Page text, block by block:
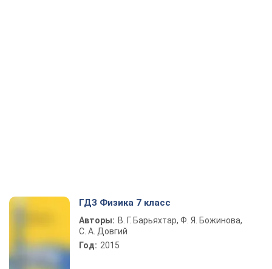
ГДЗ Физика 7 класс
Авторы: В. Г. Барьяхтар, Ф. Я. Божинова,
С. А. Довгий
Год: 2015